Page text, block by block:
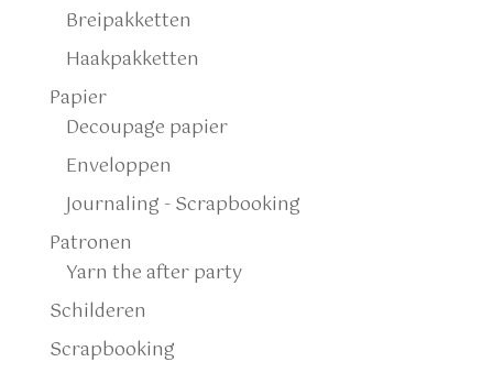
Breipakketten
Haakpakketten
Papier
Decoupage papier
Enveloppen
Journaling - Scrapbooking
Patronen
Yarn the after party
Schilderen
Scrapbooking